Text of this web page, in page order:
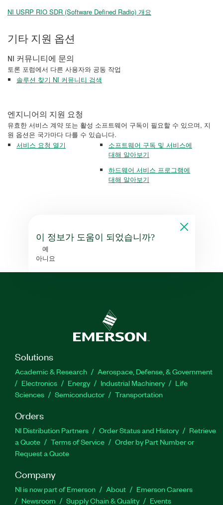
NI USRP RIO SDR (Software Defined Radio) 개요
기타 지원 옵션
NI 커뮤니티에 문의
토론 포럼에서 다른 사용자와 공동 작업
솔루션 찾기 NI 커뮤니티 검색
엔지니어의 지원 요청
유효한 서비스 계약 또는 활성 소프트웨어 구독이 필요할 수 있으며, 지
원 옵션은 국가마다 다를 수 있습니다.
서비스 요청 열기
소프트웨어 구독 및 서비스에
대해 알아보기
하드웨어 서비스 프로그램에
대해 알아보기
이 정보가 도움이 되었습니까?
예
아니요
Solutions
Academic & Research
Aerospace, Defense, & Government
Electronics
Energy Industrial Machinery
Life
Sciences
Semiconductor Transportation
Orders
NI Distribution Partners Order Status and History
Retrieve
a Quote
Terms of Service
Order by Part Number or
Request a Quote
Company
NI is now part of Emerson About
Emerson Careers
Newsroom
Supply Chain & Quality Events